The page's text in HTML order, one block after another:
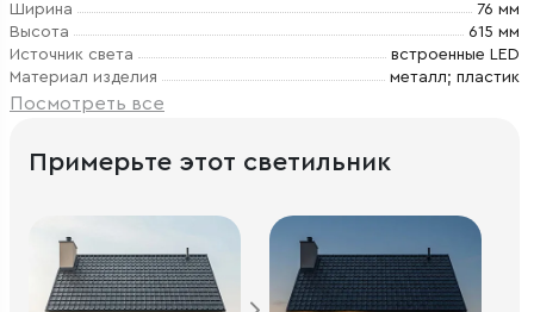
Ширина
76 мм
Высота
615 мм
Источник света
встроенные LED
Материал изделия
металл; пластик
Посмотреть все
Примерьте этот светильник